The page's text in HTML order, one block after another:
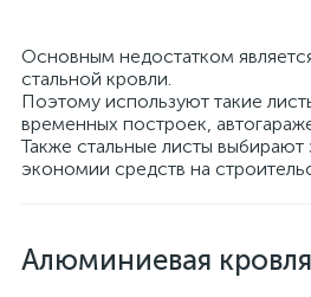
Основным недостатком
стальной кровли.
Поэтому используют такие
временных построек,
Также стальные листы выбирают
экономии средств на
Алюминиевая кровля